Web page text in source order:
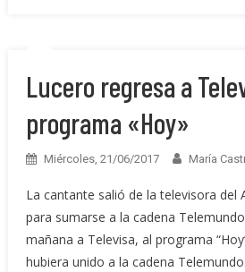
Lucero regresa a
programa «Hoy»
Miércoles, 21/06/2017 María
La cantante salió de la televisora del
para sumarse a la cadena
mañana a Televisa, al programa
hubiera unido a la cadena